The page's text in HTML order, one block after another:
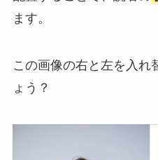
ます。
この画像の右と左を入れ
ょう？